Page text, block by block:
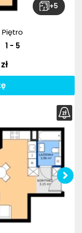
+5
Piętro
1 - 5